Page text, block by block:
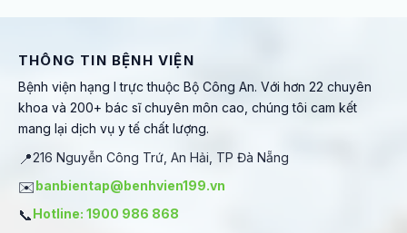
THÔNG TIN BỆNH VIỆN
Bệnh viện hạng I trực thuộc Bộ Công An. Với hơn 22 chuyên
khoa và 200+ bác sĩ chuyên môn cao, chúng tôi cam kết
mang lại dịch vụ y tế chất lượng.
📍216 Nguyễn Công Trứ, An Hải, TP Đà Nẵng
✉️banbientap@benhvien199.vn
📞Hotline: 1900 986 868